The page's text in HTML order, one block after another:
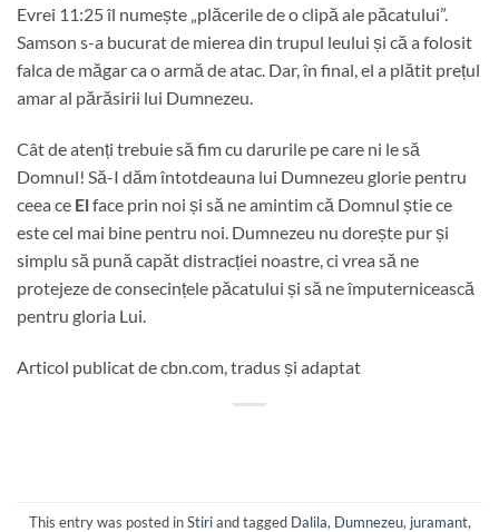
Evrei 11:25 îl numește „plăcerile de o clipă ale păcatului”.
Samson s-a bucurat de mierea din trupul leului și că a folosit
falca de măgar ca o armă de atac. Dar, în final, el a plătit prețul
amar al părăsirii lui Dumnezeu.
Cât de atenți trebuie să fim cu darurile pe care ni le să
Domnul! Să-I dăm întotdeauna lui Dumnezeu glorie pentru
ceea ce Elface prin noi și să ne amintim că Domnul știe ce
este cel mai bine pentru noi. Dumnezeu nu dorește pur și
simplu să pună capăt distracției noastre, ci vrea să ne
protejeze de consecințele păcatului și să ne împuternicească
pentru gloria Lui.
Articol publicat de cbn.com, tradus și adaptat
This entry was posted inStiriand tagged Dalila, Dumnezeu, juramant,